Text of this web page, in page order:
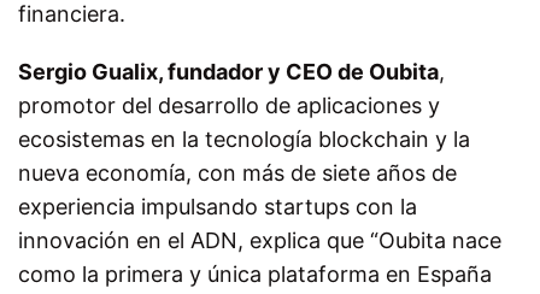
financiera.
Sergio Gualix, fundador y CEO de Oubita,
promotor del desarrollo de aplicaciones y
ecosistemas en la tecnología blockchain y la
nueva economía, con más de siete años de
experiencia impulsando startups con la
innovación en el ADN, explica que “Oubita nace
como la primera y única plataforma en España